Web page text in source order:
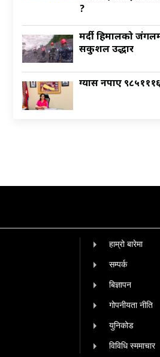
?
मर्दी हिमालको
सकुशल उद्धार
ग्यास नपाए
हाम्रो बारेमा
सम्पर्क
बिज्ञापन
गोपनीयता नीति
युनिकोड
विविधि स्ममाचार